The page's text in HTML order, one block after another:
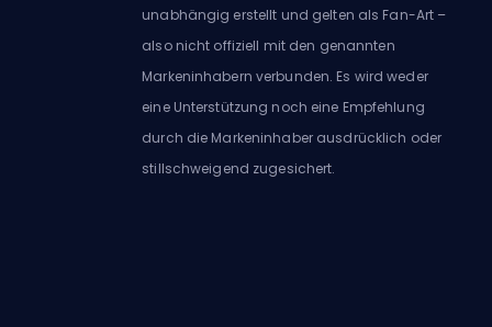
unabhängig erstellt und gelten als Fan-Art –
also nicht offiziell mit den genannten
Markeninhabern verbunden. Es wird weder
eine Unterstützung noch eine Empfehlung
durch die Markeninhaber ausdrücklich oder
stillschweigend zugesichert.